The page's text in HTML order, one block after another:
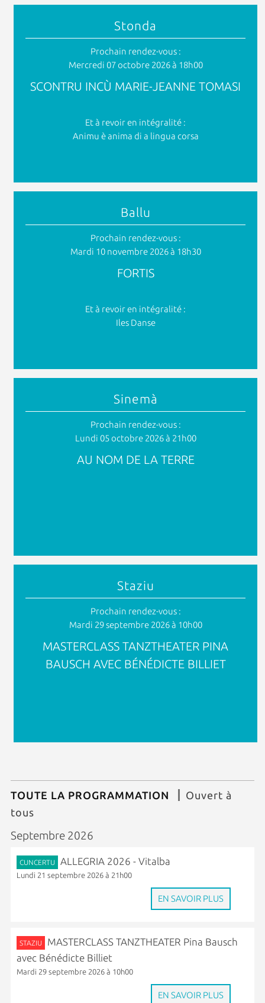
Stonda
Prochain rendez-vous :
Mercredi 07 octobre 2026 à 18h00
SCONTRU INCÙ MARIE-JEANNE TOMASI
Et à revoir en intégralité :
Animu è anima di a lingua corsa
Ballu
Prochain rendez-vous :
Mardi 10 novembre 2026 à 18h30
FORTIS
Et à revoir en intégralité :
Iles Danse
Sinemà
Prochain rendez-vous :
Lundi 05 octobre 2026 à 21h00
AU NOM DE LA TERRE
Staziu
Prochain rendez-vous :
Mardi 29 septembre 2026 à 10h00
MASTERCLASS TANZTHEATER PINA
BAUSCH AVEC BÉNÉDICTE BILLIET
TOUTE LA PROGRAMMATION
Ouvert à
tous
Septembre 2026
CUNCERTU ALLEGRIA 2026 - Vitalba
Lundi 21 septembre 2026 à 21h00
EN SAVOIR PLUS
STAZIU
MASTERCLASS TANZTHEATER Pina Bausch
avec Bénédicte Billiet
Mardi 29 septembre 2026 à 10h00
EN SAVOIR PLUS